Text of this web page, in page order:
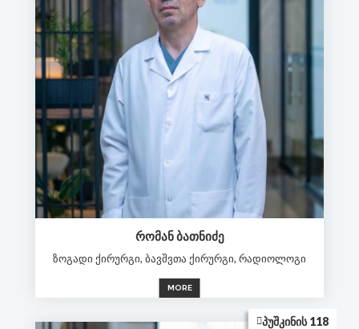
ᲠᲝᲛᲐᲜ ᲑᲐᲗᲜᲘᲫᲔ
ზოგადი ქირურგი, ბავშვთა ქირურგი, რადიოლოგი
MORE
ᲞᲣᲨᲙᲘᲜᲘᲡ 118